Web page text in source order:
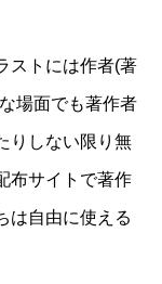
ストには作者(著
場面でも著作者
りしない限り無
布サイトで著作
は自由に使える